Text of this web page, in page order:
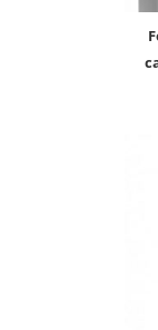
fornos combinados caldeira